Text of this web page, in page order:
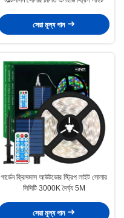
সেরা মূল্য পান
গার্ডেন ক্রিসমাস আউটডোর স্ট্রিপ লাইট সোলার
সিসিটি 3000K দৈর্ঘ্য 5M
সেরা মূল্য পান